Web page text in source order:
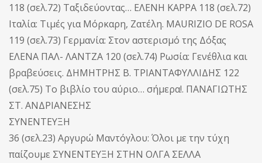
118 (σελ.72) Ταξιδεύοντας… ΕΛΕΝΗ KAPPA 118 (σελ.72)
Ιταλία: Τιμές για Μόρκαρη, Ζατέλη. MAURIZIO DE ROSA
119 (σελ.73) Γερμανία: Στον αστερισμό της Δόξας
ΕΛΕΝΑ ΠΑΛ- ΛΑΝΤΖΑ 120 (σελ.74) Ρωσία: Γενέθλια και
βραβεύσεις. ΔΗΜΗΤΡΗΣ Β. ΤΡΙΑΝΤΑΦΥΛΛΙΔΗΣ 122
(σελ.75) Το βιβλίο του αύριο… σήμερα!. ΠΑΝΑΓΙΩΤΗΣ
ΣΤ. ΑΝΔΡΙΑΝΕΣΗΣ
ΣΥΝΕΝΤΕΥΞΗ
36 (σελ.23) Αργυρώ Μαντόγλου: Όλοι με την τύχη
παίζουμε ΣΥΝΕΝΤΕΥΞΗ ΣΤΗΝ ΟΛΓΑ ΣΕΛΛΑ